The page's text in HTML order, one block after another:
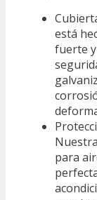
está
fuerte
para